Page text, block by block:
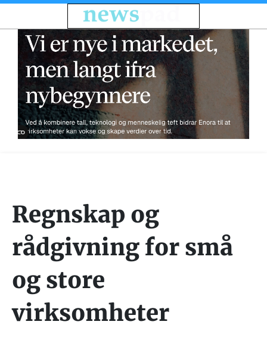
Regnskap og
rådgivning for små
og store
virksomheter